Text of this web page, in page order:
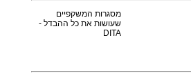
מסגרות המשקפיים
שעושות את כל ההבדל -
DITA